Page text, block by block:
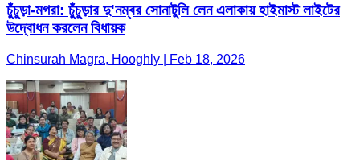
চুঁচুড়া-মগরা: চুঁচুড়ার দু'নম্বর সোনাটুলি লেন এলাকায় হাইমাস্ট লাইটের
উদ্বোধন করলেন বিধায়ক
Chinsurah Magra, Hooghly | Feb 18, 2026